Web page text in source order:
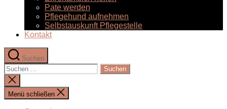
Pate werden
Pflegehund aufnehmen
Selbstauskunft Pflegestelle
Kontakt
Suchen
Suchen
nach:
Suche
schließen
Menü schließen